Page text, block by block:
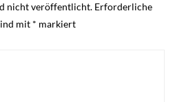
nicht veröffentlicht. Erforderliche
mit * markiert